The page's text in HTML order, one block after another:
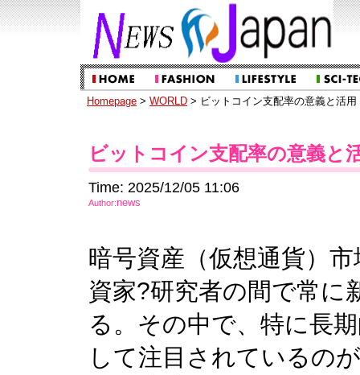
Homepage > WORLD > ビットコイン支配率の意義と活用
ビットコイン支配率の意義と
Time: 2025/12/05 11:06
Author:news
暗号資産（仮想通貨）
資家?研究者の間で常に
る。その中で、特に長
して注目されているの